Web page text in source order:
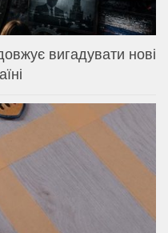
вигадувати нові